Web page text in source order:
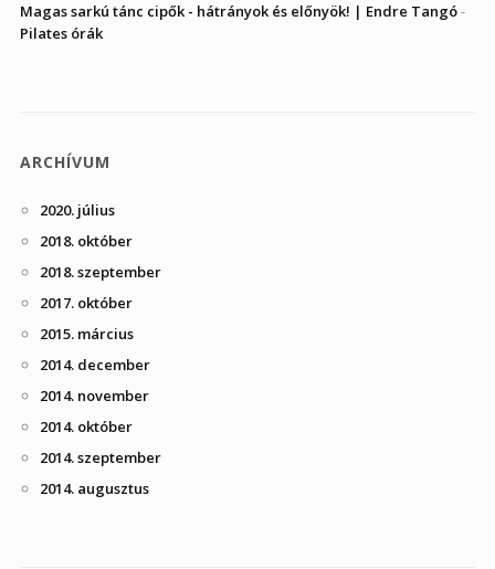
Magas sarkú tánc cipők - hátrányok és előnyök! | Endre Tangó-
Pilates órák
ARCHÍVUM
2020. július
2018. október
2018. szeptember
2017. október
2015. március
2014. december
2014. november
2014. október
2014. szeptember
2014. augusztus